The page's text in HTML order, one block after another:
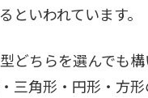
といわれています。
どちらを選んでも構
三角形・円形・方